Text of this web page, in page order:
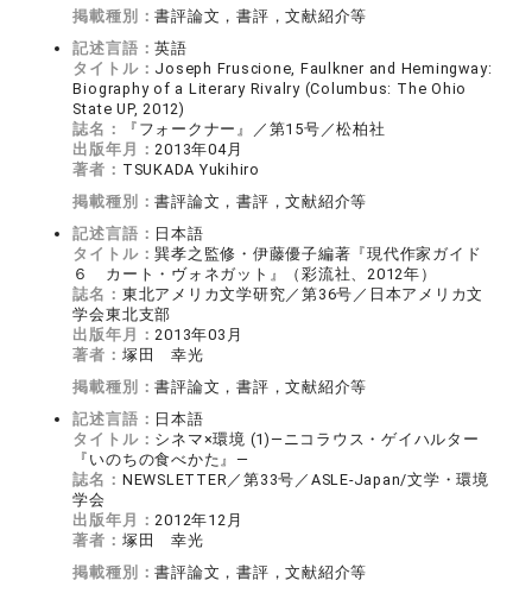
掲載種別：書評論文，書評，文献紹介等
記述言語：英語
タイトル： Joseph Fruscione, Faulkner and Hemingway:
Biography of a Literary Rivalry (Columbus: The Ohio
State UP, 2012)
誌名：
『フォークナー』／第15号／松柏社
出版年月： 2013年04月
著者： TSUKADA Yukihiro
掲載種別：書評論文，書評，文献紹介等
記述言語： 日本語
タイトル：巽孝之監修・伊藤優子編著『現代作家ガイド
６ カート・ヴォネガット』（彩流社、2012年）
誌名： 東北アメリカ文学研究／第36号／日本アメリカ文
学会東北支部
出版年月： 2013年03月
著者： 塚田 幸光
掲載種別：書評論文，書評，文献紹介等
記述言語： 日本語
タイトル： シネマ×環境 (1)―ニコラウス・ゲイハルター
『いのちの食べかた』―
誌名： NEWSLETTER／第33号／ASLE-Japan/文学・環境
学会
出版年月： 2012年12月
著者： 塚田 幸光
掲載種別：書評論文，書評，文献紹介等